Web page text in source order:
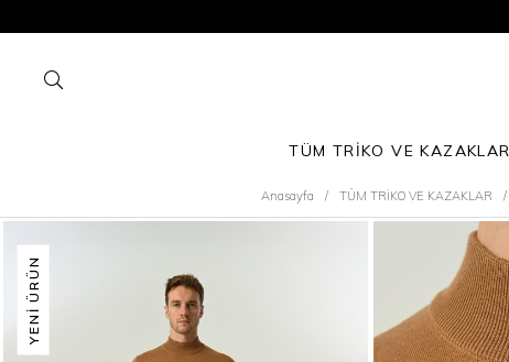
TÜM TRİKO VE KAZAKLAR
Anasayfa TÜM TRİKO VE KAZAKLAR
YENI ÜRÜN